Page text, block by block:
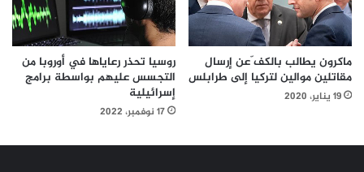
ماكرون يطالب بالكف ّعن إرسال
مقاتلين موالين لتركيا إلى طرابلس
19 يناير، 2020
روسيا تحذر رعاياها في أوروبا من
التجسس عليهم بواسطة برامج
إسرائيلية
17 نوفمبر، 2022